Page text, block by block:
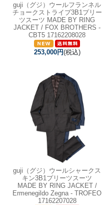
guji（グジ）ウールフランネル
チョークストライプ3B1プリー
ツスーツ MADE BY RING
JACKET / FOX BROTHERS -
CBT5 17162208028
253,000円(税込)
guji（グジ）ウールシャークス
キン3B1プリーツスーツ
MADE BY RING JACKET /
Ermenegildo Zegna - TROFEO
17162207028